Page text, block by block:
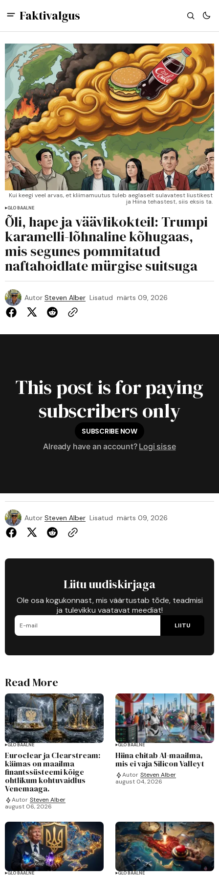
Faktivalgus
Kui keegi veel arvas, et kliimamuutus tuleb aeglaselt sulavatest liustikest
ja Hiina tehastest, siis eksis ta.
GLOBAALNE
Õli, hape ja väävlikokteil: Trumpi
karamelli-lõhnaline kõhugaas,
mis segunes pommitatud
naftahoidlate mürgise suitsuga
Autor Steven Alber Lisatud märts 09, 2026
This post is for paying
subscribers only
SUBSCRIBE NOW
Already have an account? Logi sisse
Autor Steven Alber Lisatud märts 09, 2026
Liitu uudiskirjaga
Ole osa kogukonnast, mis väärtustab tõde, teadmisi
ja tulevikku vaatavat meediat!
LIITU
Read More
GLOBAALNE
Euroclear ja Clearstream:
käimas on maailma
finantssüsteemi kõige
ohtlikum kohtuvaidlus
Venemaaga.
Autor Steven Alber
august 06, 2026
GLOBAALNE
Hiina ehitab AI-maailma,
mis ei vaja Silicon Valleyt
Autor Steven Alber
august 04, 2026
GLOBAALNE GLOBAALNE